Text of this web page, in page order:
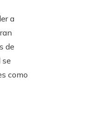
a
de
se
como